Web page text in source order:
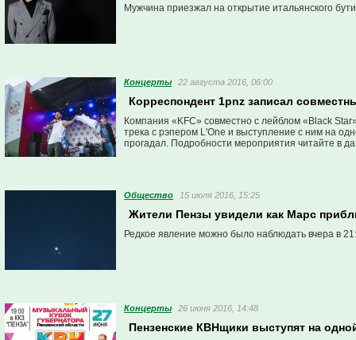
Мужчина приезжал на открытие итальянского
Концерты 22 августа 2016, 06:00
Корреспондент 1pnz записал
Компания «KFC» совместно с лейблом «Black
трека с рэпером L'One и выступление с ним на
прогадал. Подробности мероприятия читайте в
Общество 15 июля 2016, 15:25
Жители Пензы увидели как Марс
Редкое явление можно было наблюдать вчера в
Концерты 26 июня 2016, 14:48
Пензенские КВНщики выступят на